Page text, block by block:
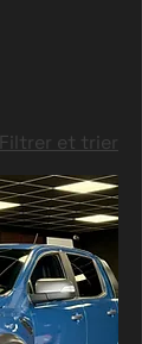
Filtrer et trier